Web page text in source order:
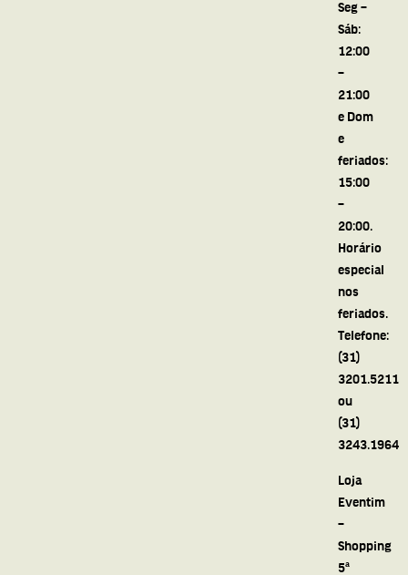
Seg –
Sáb:
12:00
–
21:00
e Dom
e
feriados:
15:00
–
20:00.
Horário
especial
nos
feriados.
Telefone:
(31)
3201.5211
ou
(31)
3243.1964
Loja
Eventim
–
Shopping
5ª